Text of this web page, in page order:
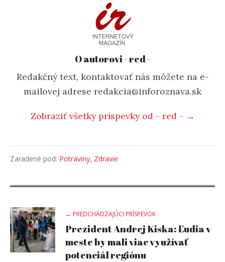
O autorovi - red -
Redakčný text, kontaktovať nás môžete na e-
mailovej adrese redakcia@inforoznava.sk
Zobraziť všetky príspevky od - red - →
Zaradené pod: Potraviny, Zdravie
Post
navigation
← PREDCHÁDZAJÚCI PRÍSPEVOK
Prezident Andrej Kiska: Ľudia v
meste by mali viac využívať
potenciál regiónu